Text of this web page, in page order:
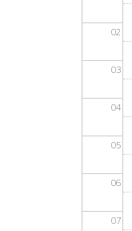
02
03
04
05
06
07